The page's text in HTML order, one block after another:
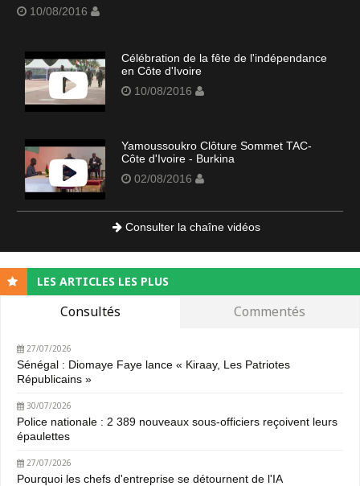
10/08/2016
Célébration de la fête de l'indépendance
en Côte d'Ivoire
10/08/2016
Yamoussoukro Clôture Sommet TAC-
Côte d'Ivoire - Burkina
02/08/2016
Consulter la chaîne vidéos
LES ARTICLES LES PLUS
Consultés Commentés
27/07/2026
Sénégal : Diomaye Faye lance « Kiraay, Les Patriotes
Républicains »
30/07/2026
Police nationale : 2 389 nouveaux sous-officiers reçoivent leurs
épaulettes
27/07/2026
Pourquoi les chefs d'entreprise se détournent de l'IA